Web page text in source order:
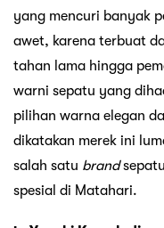
yang mencuri banyak
awet, karena terbuat
tahan lama hingga
warni sepatu yang
pilihan warna elegan
dikatakan merek ini
salah satu brand
spesial di Matahari.